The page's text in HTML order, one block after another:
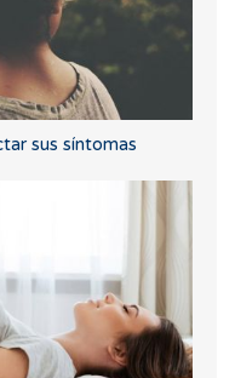
sus síntomas